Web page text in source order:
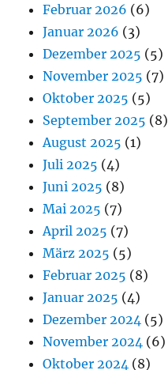
Februar 2026 (6)
Januar 2026 (3)
Dezember 2025 (5)
November 2025 (7)
Oktober 2025 (5)
September 2025 (8)
August 2025 (1)
Juli 2025 (4)
Juni 2025 (8)
Mai 2025 (7)
April 2025 (7)
März 2025 (5)
Februar 2025 (8)
Januar 2025 (4)
Dezember 2024 (5)
November 2024 (6)
Oktober 2024 (8)